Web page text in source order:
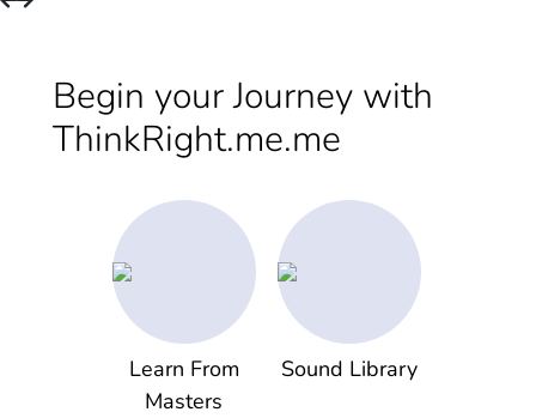
Begin your Journey with
ThinkRight.me.me
Learn From
Masters
Sound Library